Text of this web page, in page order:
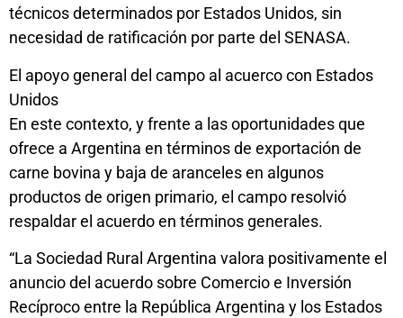
técnicos determinados por Estados Unidos, sin
necesidad de ratificación por parte del SENASA.
El apoyo general del campo al acuerco con Estados
Unidos
En este contexto, y frente a las oportunidades que
ofrece a Argentina en términos de exportación de
carne bovina y baja de aranceles en algunos
productos de origen primario, el campo resolvió
respaldar el acuerdo en términos generales.
“La Sociedad Rural Argentina valora positivamente el
anuncio del acuerdo sobre Comercio e Inversión
Recíproco entre la República Argentina y los Estados